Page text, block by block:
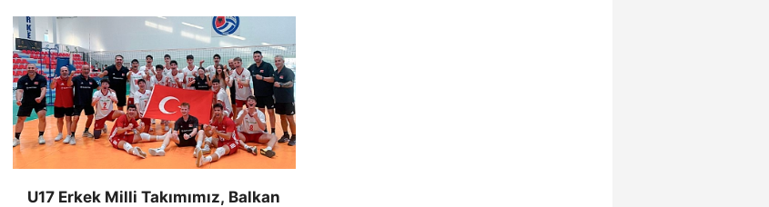
U17 Erkek Milli Takımımız, Balkan